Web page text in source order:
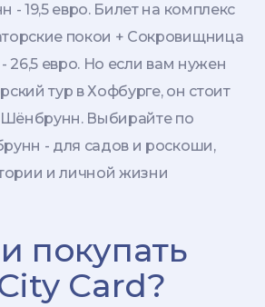
- 19,5 евро. Билет на комплекс
покои + Сокровищница
26,5 евро. Но если вам нужен
тур в Хофбурге, он стоит
Шёнбрунн. Выбирайте по
- для садов и роскоши,
и личной жизни
покупать
Card?